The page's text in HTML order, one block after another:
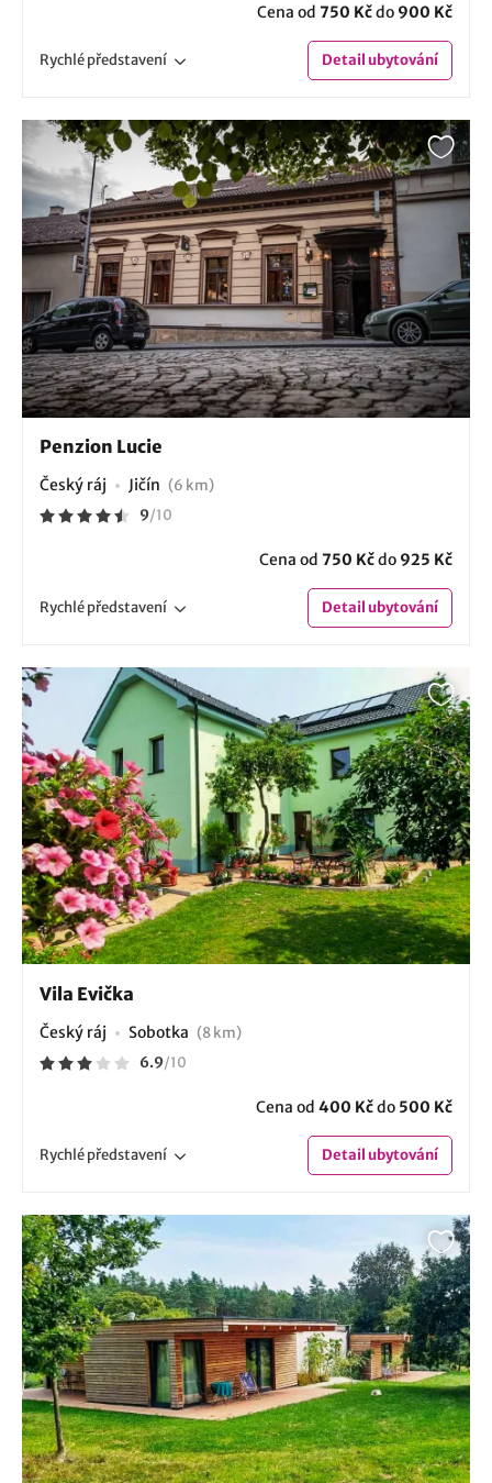
Cena od 750 Kčdo 900 Kč
Rychlépředstavení Detailubytování
Penzion Lucie
Český ráj Jičín (6 km)
9/10
Cena od 750 Kčdo 925 Kč
Rychlépředstavení Detailubytování
Vila Evička
Český ráj Sobotka (8 km)
6.9/10
Cena od 400 Kčdo 500 Kč
Rychlépředstavení Detailubytování